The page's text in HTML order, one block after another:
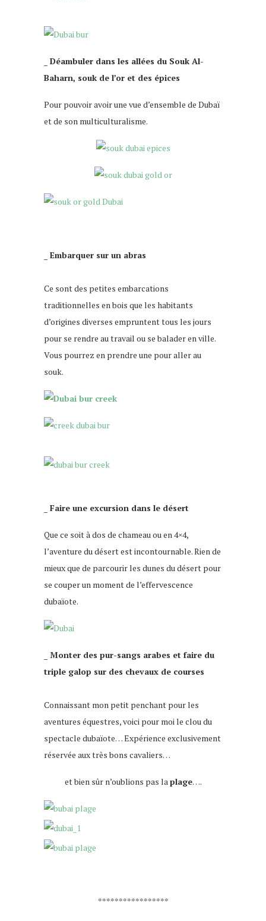
_ Déambuler dans les allées du Souk Al-
Baharn, souk de l’or et des épices
Pour pouvoir avoir une vue d’ensemble de Dubaï
et de son multiculturalisme.
_ Embarquer sur un abras
Ce sont des petites embarcations
traditionnelles en bois que les habitants
d’origines diverses empruntent tous les jours
pour se rendre au travail ou se balader en ville.
Vous pourrez en prendre une pour aller au
souk.
_ Faire une excursion dans le désert
Que ce soit à dos de chameau ou en 4×4,
l’aventure du désert est incontournable. Rien de
mieux que de parcourir les dunes du désert pour
se couper un moment de l’effervescence
dubaïote.
_ Monter des pur-sangs arabes et faire du
triple galop sur des chevaux de courses
Connaissant mon petit penchant pour les
aventures équestres, voici pour moi le clou du
spectacle dubaïote… Expérience exclusivement
réservée aux très bons cavaliers…
et bien sûr n’oublions pas la plage….
*****************